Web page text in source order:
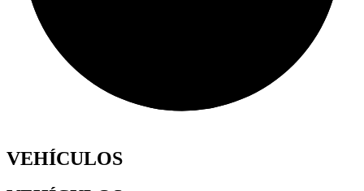
VEHÍCULOS